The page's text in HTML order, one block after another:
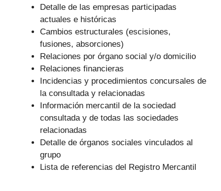
Detalle de las empresas participadas
actuales e históricas
Cambios estructurales (escisiones,
fusiones, absorciones)
Relaciones por órgano social y/o domicilio
Relaciones financieras
Incidencias y procedimientos concursales de
la consultada y relacionadas
Información mercantil de la sociedad
consultada y de todas las sociedades
relacionadas
Detalle de órganos sociales vinculados al
grupo
Lista de referencias del Registro Mercantil